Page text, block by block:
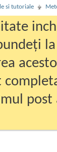
si tutoriale